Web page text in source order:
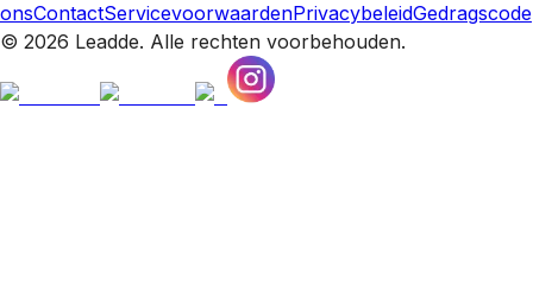
onsContactServicevoorwaardenPrivacybeleidGedragscode
© 2026 Leadde. Alle rechten voorbehouden.